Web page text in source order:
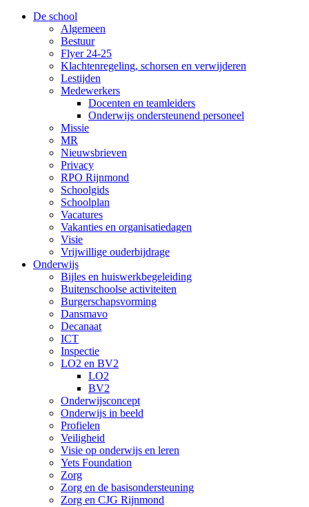
De school
Algemeen
Bestuur
Flyer 24-25
Klachtenregeling, schorsen en verwijderen
Lestijden
Medewerkers
Docenten en teamleiders
Onderwijs ondersteunend personeel
Missie
MR
Nieuwsbrieven
Privacy
RPO Rijnmond
Schoolgids
Schoolplan
Vacatures
Vakanties en organisatiedagen
Visie
Vrijwillige ouderbijdrage
Onderwijs
Bijles en huiswerkbegeleiding
Buitenschoolse activiteiten
Burgerschapsvorming
Dansmavo
Decanaat
ICT
Inspectie
LO2 en BV2
LO2
BV2
Onderwijsconcept
Onderwijs in beeld
Profielen
Veiligheid
Visie op onderwijs en leren
Yets Foundation
Zorg
Zorg en de basisondersteuning
Zorg en CJG Rijnmond